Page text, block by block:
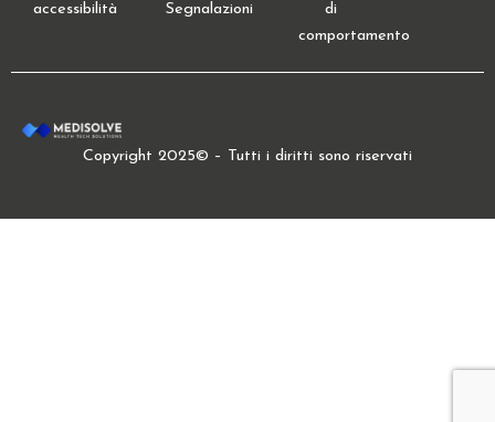
accessibilità
Segnalazioni
di
comportamento
Copyright 2025© – Tutti i diritti sono riservati